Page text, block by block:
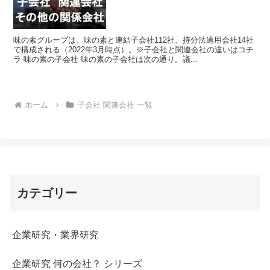
味の素グループは、味の素と連結子会社112社、持分法適用会社14社
で構成される（2022年3月時点）。※子会社と関連会社の違いはコチ
ラ 味の素の子会社 味の素の子会社は次の通り。議...
ホーム 子会社 関連会社 一覧
カテゴリー
企業研究・業界研究
企業研究 何の会社？ シリーズ